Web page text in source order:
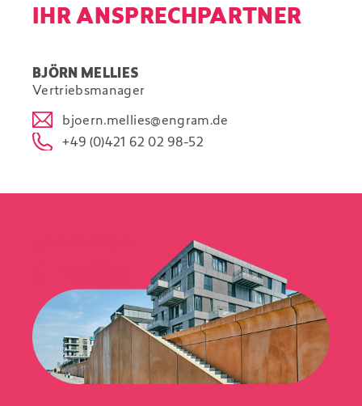
IHR ANSPRECHPARTNER
BJÖRN MELLIES
Vertriebsmanager
bjoern.mellies@engram.de
+49 (0)421 62 02 98-52